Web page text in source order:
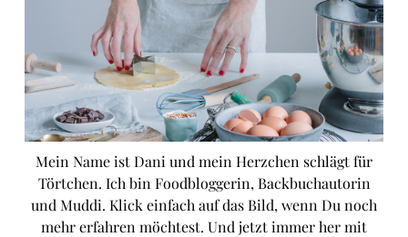
Mein Name ist Dani und mein Herzchen schlägt für
Törtchen. Ich bin Foodbloggerin, Backbuchautorin
und Muddi. Klick einfach auf das Bild, wenn Du noch
mehr erfahren möchtest. Und jetzt immer her mit